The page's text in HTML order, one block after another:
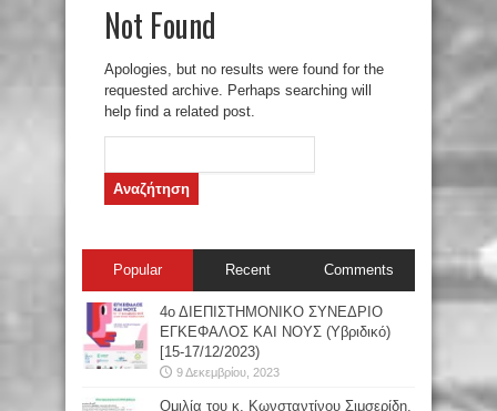
Not Found
Apologies, but no results were found for the
requested archive. Perhaps searching will
help find a related post.
Popular Recent Comments
4ο ΔΙΕΠΙΣΤΗΜΟΝΙΚΟ ΣΥΝΕΔΡΙΟ
ΕΓΚΕΦΑΛΟΣ ΚΑΙ ΝΟΥΣ (Υβριδικό)
[15-17/12/2023)
9 Δεκεμβρίου, 2023
Oμιλία του κ. Κωνσταντίνου Σιμσερίδη,